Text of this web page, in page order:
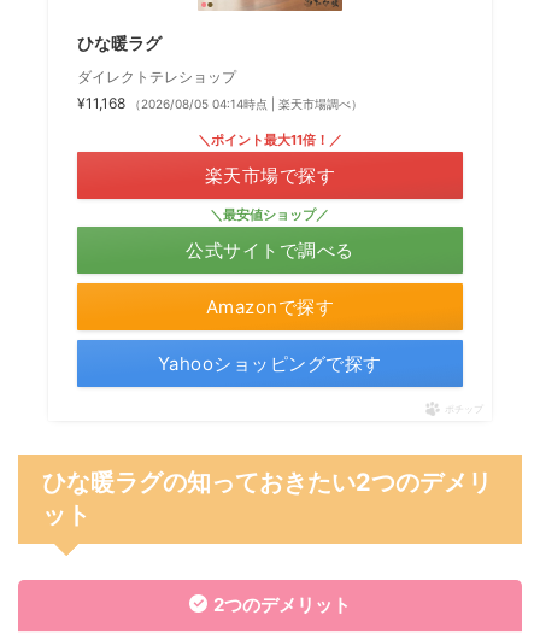
ひな暖ラグ
ダイレクトテレショップ
¥11,168
（2026/08/05 04:14時点 | 楽天市場調べ）
Amazonで探す
＼ポイント最大11倍！／
楽天市場で探す
Yahooショッピングで探す
＼最安値ショップ／
公式サイトで調べる
ポチップ
ひな暖ラグの知っておきたい2つのデメリ
ット
2つのデメリット